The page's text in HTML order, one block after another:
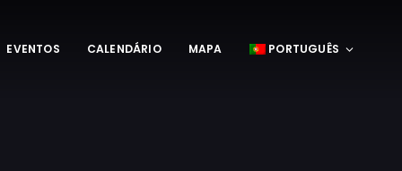
EVENTOS CALENDÁRIO MAPA PORTUGUÊS